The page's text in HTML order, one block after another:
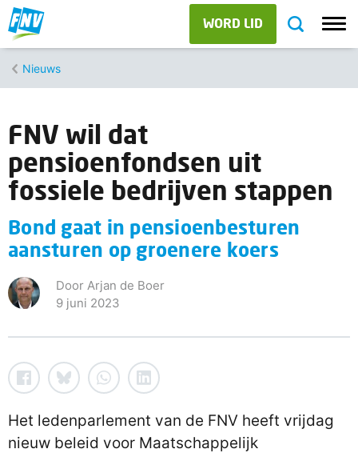
WORD LID
Nieuws
FNV wil dat
pensioenfondsen uit
fossiele bedrijven stappen
Bond gaat in pensioenbesturen
aansturen op groenere koers
Door Arjan de Boer
9 juni 2023
Het ledenparlement van de FNV heeft vrijdag
nieuw beleid voor Maatschappelijk